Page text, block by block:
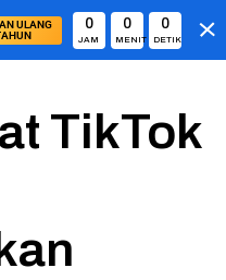
ULANG
0
JAM
0
MENIT
0
DETIK
TikTok